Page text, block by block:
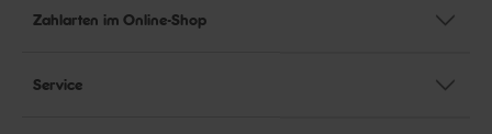
Zahlarten im Online-Shop
Service